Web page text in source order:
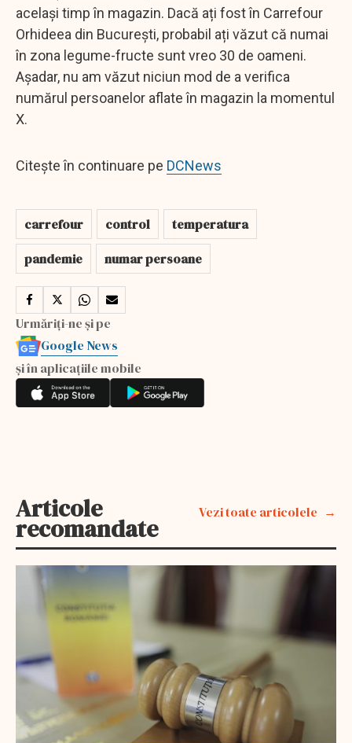
același timp în magazin. Dacă ați fost în Carrefour
Orhideea din București, probabil ați văzut că numai
în zona legume-fructe sunt vreo 30 de oameni.
Așadar, nu am văzut niciun mod de a verifica
numărul persoanelor aflate în magazin la momentul
X.
Citește în continuare pe DCNews
carrefour control
temperatura
pandemie
numar persoane
Urmăriți-ne și pe
Google News
și în aplicațiile mobile
Articole
recomandate
Vezi toate articolele